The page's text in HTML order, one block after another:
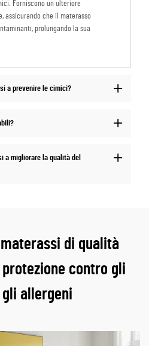
Forniscono un ulteriore
assicurando che il materasso
prolungando la sua
a prevenire le cimici?
a migliorare la qualità del
di qualità
contro gli
allergeni